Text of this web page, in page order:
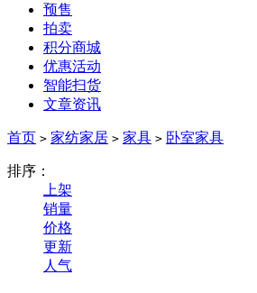
预售
拍卖
积分商城
优惠活动
智能扫货
文章资讯
首页 > 家纺家居 > 家具 > 卧室家具
排序：
上架
销量
价格
更新
人气